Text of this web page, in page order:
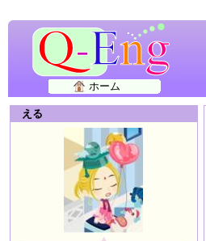
ホーム
える